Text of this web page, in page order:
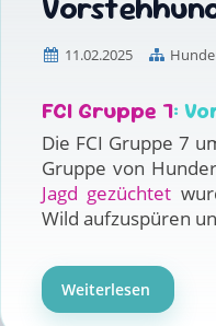
11.02.2025
FCI Gruppe 7:
Die FCI Gruppe 7
Gruppe von
Jagd gezüchtet
Wild aufzuspüren
Weiterlesen